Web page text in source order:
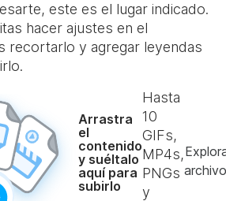
este es el lugar indicado.
hacer ajustes en el
recortarlo y agregar leyendas
Arrastra
el
contenido
y suéltalo
aquí para
subirlo
Hasta
10
GIFs,
MP4s,
PNGs
y